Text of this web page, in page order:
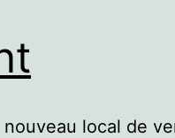
local de